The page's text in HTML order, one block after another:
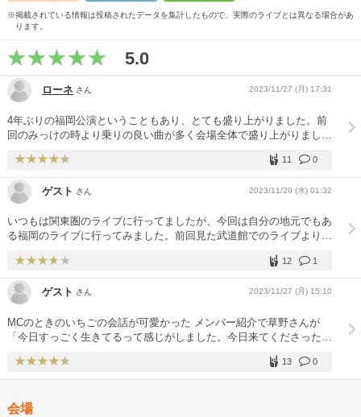
※掲載されている情報は投稿されたデータを集計したもので、実際のライブとは異なる場合があ
ります。
5.0
ローネ さん 2023/11/27 (月) 17:31
4年ぶりの福岡公演ということもあり、とても盛り上がりました。前
回のみっけの時より乗りの良い曲が多く会場全体で盛り上がりまし
け。今回のひみつスタジオと2回しか観ていませんが、MCが今回長
く感じた。なので個人的には嬉しかった。博多弁なの?みたいなトー
クで正宗さんの「好きかも」が響いた。地元民は、分かる！！ってな
ったはず。潮騒ちゃんも可愛かった！大好きな曲！博多弁好き！会場
の隅々まで気を遣って言葉掛けしてくれて思いやりを感じる素敵な時
間でした。やっぱりspitzは唯一無二の存在だと改めて感じることが
0
11
ゲスト さん 2023/11/29 (水) 01:32
いつもは関東圏のライブに行ってましたが、今回は自分の地元でもあ
る福岡のライブに行ってみました。前回見た武道館でのライブより、
象で、あんなに博多弁を喋ってるところを初めて見ました。プライベ
ートの楽屋トークみたいなのを満員の観客の前で話していたのが面白
かった。売りよらんかったよと言われ、天神にあるっちゃない？と言
した。そしてビブレホールは懐かしすぎた。 全国のファンが福岡公
演に来ているようで、これからますますチケット入手が難しくなりそ
演ってないようですね。歌詞に博多弁入ってるし。2日目しか行けな
かったけどとても楽しめました。
1
12
ゲスト さん 2023/11/27 (月) 15:10
MCのときのいちごの会話が可愛かった メンバー紹介で草野さんが
「今日すっごく生きてるって感じがしました。今日来てくださった皆
とうございます」と言っていて号泣してしまった 今回懐かしい曲や
アップテンポの曲が多くすごく楽しめた
0
13
会場